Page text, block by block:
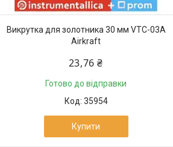
Викрутка для золотника 30 мм VTC-03A
Airkraft
23,76 ₴
Готово до відправки
35954
Купити